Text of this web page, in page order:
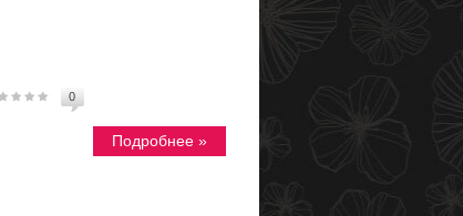
0
Подробнее »